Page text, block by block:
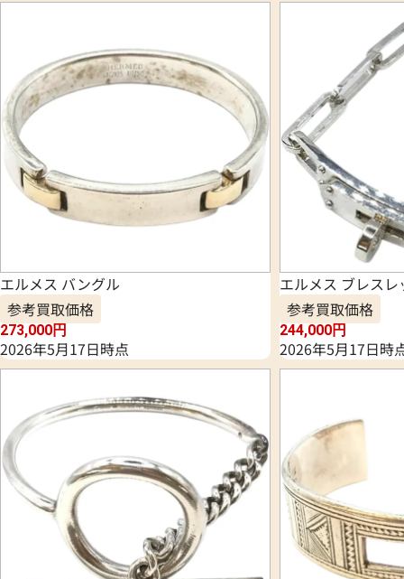
エルメス バングル
参考買取価格
273,000円
2026年5月17日時点
エルメス ブレスレ
参考買取価格
244,000円
2026年5月17日時